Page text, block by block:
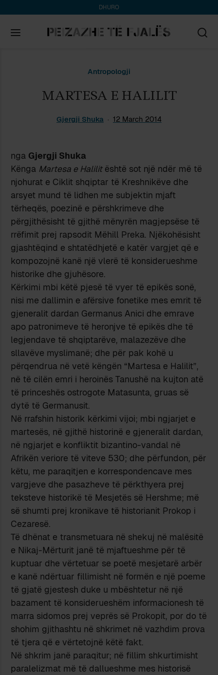
DHURO
Antropologji
MARTESA E HALILIT
Gjergji Shuka 12 March 2014
nga Gjergji Shuka
Kënga Martesa e Halilitështë sot një ndër më të
njohurat e Ciklit shqiptar të Kreshnikëve dhe
arsyet mund të lidhen me subjektin mjaft
tërheqës, poezinë e përshkrimeve dhe
përgjithësisht të gjithë mënyrën magjepsëse të
rrëfimit prej rapsodit Mëhill Preka. Njëkohësisht
gjashtëqind e shtatëdhjetë e katër vargjet që e
kompozojnë kanë një vlerë të konsiderueshme
historike dhe gjuhësore.
Kërkimi mbi këtë pjesë të vyer të epikës sonë,
nisi me dallimin e afërsive fonetike mes emrit të
gjeneralit dardan Germanus Anici dhe emrave
apo patronimeve të heronjve të epikës dhe të
legjendave të shqiptarëve, malazezëve dhe
sllavëve myslimanë; dhe për pak kohë u
përqendrua në vetë këngën “Martesa e Halilit”,
në të cilën emri i heroinës Tanushë na kujton atë
të princeshës ostrogote Matasunta, gruas së
dytë të Germanusit.
Në rrafshin historik kërkimi vijoi; mbi ngjarjet e
martesës, në gjithë historinë e gjeneralit dardan,
në ngjarjet e konfliktit bizantino-vandal në
Afrikën veriore të viteve 530; dhe përfundon, për
këtu, me paraqitjen e korrespondencave mes
vargjeve dhe pasazheve të përkthyera prej
teksteve historikë të Mesjetës së Hershme; më
së shumti prej kronikave të historianit Prokop i
Cezaresë.
Të dhënat e transmetuara në shekuj në malësitë
e Nikaj-Mërturit janë të mjaftueshme për të
kuptuar dhe vërtetuar se poetë mesjetarë arbër
e kanë ndërtuar fillimisht në formën e një poeme
të gjatë gjestesh duke u mbështetur në një
bazament të konsiderueshëm informacionesh të
marra sidomos prej veprës së Prokopit, por do të
shohim gjithashtu në shkrimet në vazhdim prova
të tjera që e vërtetojnë këtë fakt.
Në shkrim janë paraqitur; në fillim shkurtimisht
paralelizmat më të dallueshme mes historisë